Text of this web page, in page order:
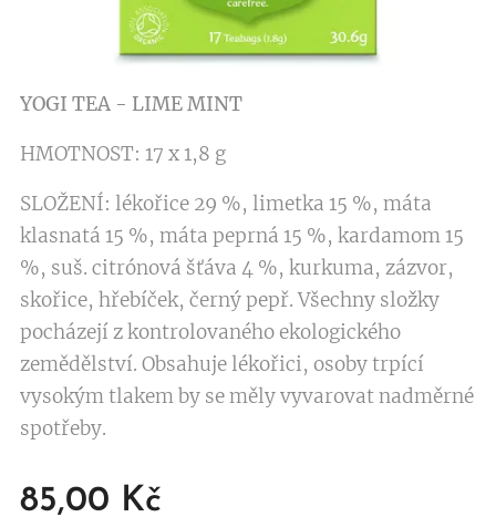
YOGI TEA - LIME MINT
HMOTNOST: 17 x 1,8 g
SLOŽENÍ: lékořice 29 %, limetka 15 %, máta
klasnatá 15 %, máta peprná 15 %, kardamom 15
%, suš. citrónová šťáva 4 %, kurkuma, zázvor,
skořice, hřebíček, černý pepř. Všechny složky
pocházejí z kontrolovaného ekologického
zemědělství. Obsahuje lékořici, osoby trpící
vysokým tlakem by se měly vyvarovat nadměrné
spotřeby.
85,00 Kč